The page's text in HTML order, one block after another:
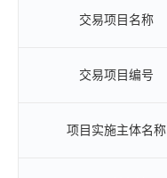
交易项目名称
交易项目编号
项目实施主体名称